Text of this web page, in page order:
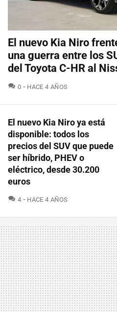
El nuevo Kia Niro
una guerra entre los
del Toyota C-HR al
0 COMENTARIOS
HACE 4 AÑOS
El nuevo Kia Niro ya está
disponible: todos los
precios del SUV que puede
ser híbrido, PHEV o
eléctrico, desde 30.200
euros
4 COMENTARIOS
HACE 4 AÑOS